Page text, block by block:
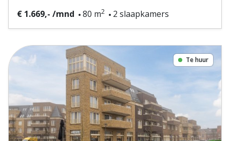
€ 1.669,- /mnd 80 m2 2 slaapkamers
Te huur